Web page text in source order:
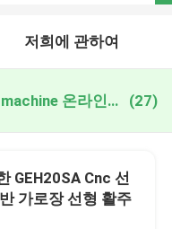
저희에 관하여
linear slide rail for cutting machine 온라인 제조 (27)
GEH20SA Cnc 선
가로장 선형 활주